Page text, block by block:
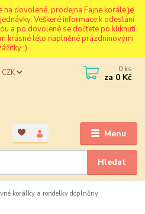
dovolené, prodejna Fajne korále je
Veškeré informace k odeslání
a po dovolené se dočtete po kliknutí
krásné léto naplněné prázdninovými
:)
Menu
CZK
Hledat
0 ks
za 0 Kč
korálky a rondelky doplněny